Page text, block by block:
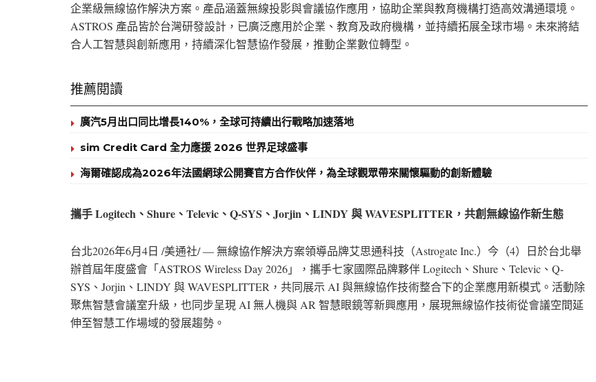
企業級無線協作解決方案。產品涵蓋無線投影與會議協作應用，協助企業與教育機構打造高效溝通環境。
ASTROS 產品皆於台灣研發設計，已廣泛應用於企業、教育及政府機構，並持續拓展全球市場。未來將結
合人工智慧與創新應用，持續深化智慧協作發展，推動企業數位轉型。
推薦閱讀
廣汽5月出口同比增長140%，全球可持續出行戰略加速落地
sim Credit Card 全力應援 2026 世界足球盛事
海爾確認成為2026年法國網球公開賽官方合作伙伴，為全球觀眾帶來關懷驅動的創新體驗
攜手 Logitech、Shure、Televic、Q-SYS、Jorjin、LINDY 與 WAVESPLITTER，共創無線協作新生態
台北2026年6月4日 /美通社/ — 無線協作解決方案領導品牌艾思通科技（Astrogate Inc.）今（4）日於台北舉
辦首屆年度盛會「ASTROS Wireless Day 2026」，攜手七家國際品牌夥伴 Logitech、Shure、Televic、Q-
SYS、Jorjin、LINDY 與 WAVESPLITTER，共同展示 AI 與無線協作技術整合下的企業應用新模式。活動除
聚焦智慧會議室升級，也同步呈現 AI 無人機與 AR 智慧眼鏡等新興應用，展現無線協作技術從會議空間延
伸至智慧工作場域的發展趨勢。